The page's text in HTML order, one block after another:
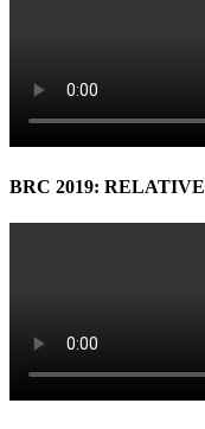
BRC 2019: RELATIVE